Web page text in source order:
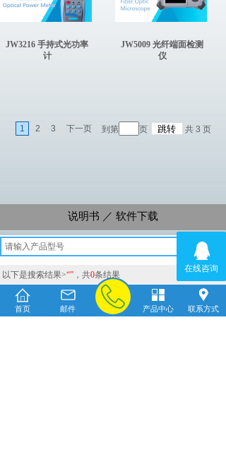
以下是搜索结果>“” ， 共0条结果
暂无相关记录！
JW3216 手持式光功率
计
JW5009 光纤端面检测
仪
1 2 3 下一页 到第 页 共 3 页
搜索
说明书 ／ 软件下载
首页 邮件 产品中心 联系方式